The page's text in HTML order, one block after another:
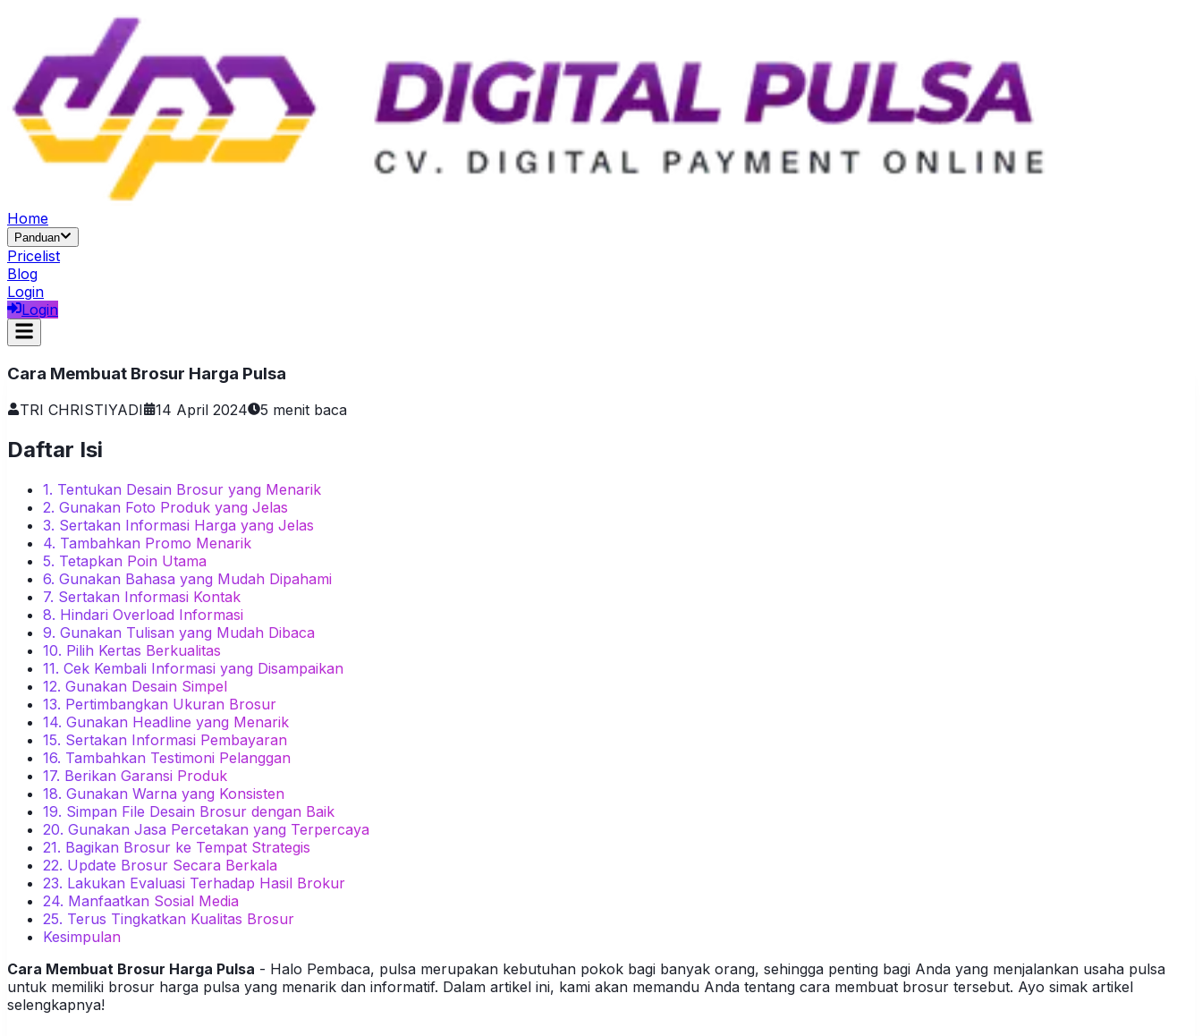
Home
Panduan
Pricelist
Blog
Login
Login
Cara Membuat Brosur Harga Pulsa
TRI CHRISTIYADI 14 April 2024 5 menit baca
Daftar Isi
1. Tentukan Desain Brosur yang Menarik
2. Gunakan Foto Produk yang Jelas
3. Sertakan Informasi Harga yang Jelas
4. Tambahkan Promo Menarik
5. Tetapkan Poin Utama
6. Gunakan Bahasa yang Mudah Dipahami
7. Sertakan Informasi Kontak
8. Hindari Overload Informasi
9. Gunakan Tulisan yang Mudah Dibaca
10. Pilih Kertas Berkualitas
11. Cek Kembali Informasi yang Disampaikan
12. Gunakan Desain Simpel
13. Pertimbangkan Ukuran Brosur
14. Gunakan Headline yang Menarik
15. Sertakan Informasi Pembayaran
16. Tambahkan Testimoni Pelanggan
17. Berikan Garansi Produk
18. Gunakan Warna yang Konsisten
19. Simpan File Desain Brosur dengan Baik
20. Gunakan Jasa Percetakan yang Terpercaya
21. Bagikan Brosur ke Tempat Strategis
22. Update Brosur Secara Berkala
23. Lakukan Evaluasi Terhadap Hasil Brokur
24. Manfaatkan Sosial Media
25. Terus Tingkatkan Kualitas Brosur
Kesimpulan
Cara Membuat Brosur Harga Pulsa - Halo Pembaca, pulsa merupakan kebutuhan pokok bagi banyak orang, sehingga penting bagi Anda yang menjalankan usaha pulsa
untuk memiliki brosur harga pulsa yang menarik dan informatif. Dalam artikel ini, kami akan memandu Anda tentang cara membuat brosur tersebut. Ayo simak artikel
selengkapnya!